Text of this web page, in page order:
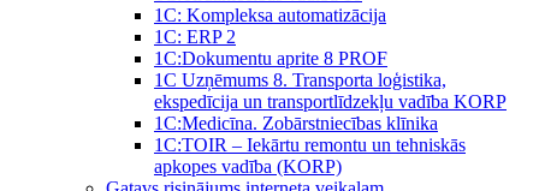
1С: Kompleksa automatizācija
1C: ERP 2
1С:Dokumentu aprite 8 PROF
1C Uzņēmums 8. Transporta loģistika,
ekspedīcija un transportlīdzekļu vadība KORP
1C:Medicīna. Zobārstniecības klīnika
1C:TOIR – Iekārtu remontu un tehniskās
apkopes vadība (KORP)